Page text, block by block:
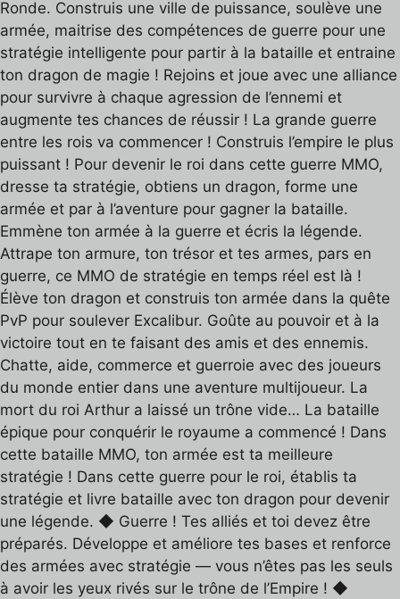
Ronde. Construis une ville de puissance, soulève une
armée, maitrise des compétences de guerre pour une
stratégie intelligente pour partir à la bataille et entraine
ton dragon de magie ! Rejoins et joue avec une alliance
pour survivre à chaque agression de l’ennemi et
augmente tes chances de réussir ! La grande guerre
entre les rois va commencer ! Construis l’empire le plus
puissant ! Pour devenir le roi dans cette guerre MMO,
dresse ta stratégie, obtiens un dragon, forme une
armée et par à l’aventure pour gagner la bataille.
Emmène ton armée à la guerre et écris la légende.
Attrape ton armure, ton trésor et tes armes, pars en
guerre, ce MMO de stratégie en temps réel est là !
Élève ton dragon et construis ton armée dans la quête
PvP pour soulever Excalibur. Goûte au pouvoir et à la
victoire tout en te faisant des amis et des ennemis.
Chatte, aide, commerce et guerroie avec des joueurs
du monde entier dans une aventure multijoueur. La
mort du roi Arthur a laissé un trône vide… La bataille
épique pour conquérir le royaume a commencé ! Dans
cette bataille MMO, ton armée est ta meilleure
stratégie ! Dans cette guerre pour le roi, établis ta
stratégie et livre bataille avec ton dragon pour devenir
une légende. ◆ Guerre ! Tes alliés et toi devez être
préparés. Développe et améliore tes bases et renforce
des armées avec stratégie — vous n’êtes pas les seuls
à avoir les yeux rivés sur le trône de l’Empire ! ◆